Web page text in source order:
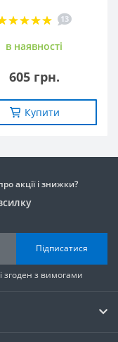
13
в наявностi
605 грн.
Купити
акції і знижки?
Підписатися
і згоден з вимогами